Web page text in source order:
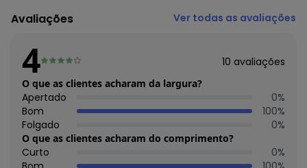
Código do produto: 8287231
Fornecedor: LUNELLI COMERCIO DO VESTUARIO LTDA / CNPJ
Feito: BRASIL
Cuidados para conservação do produto: Lavagem a mão;
Não alvejar; Não secar em tambor; Secagem em varal à
sombra; Não passar; Não limpar a seco; Limpeza a úmido
profissional; Processo suave;
Tecido: Algodão
Composição: Camiseta e bermuda 100% algodão
Histórico de preços
Avaliações Ver todas as avaliações
4 10 avaliações
O que as clientes acharam da largura?
Apertado 0%
Bom
100%
Folgado
0%
O que as clientes acharam do comprimento?
Curto 0%